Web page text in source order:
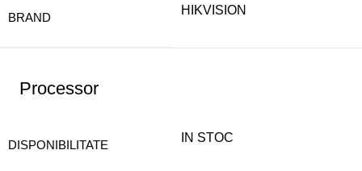
BRAND
HIKVISION
Processor
DISPONIBILITATE
IN STOC